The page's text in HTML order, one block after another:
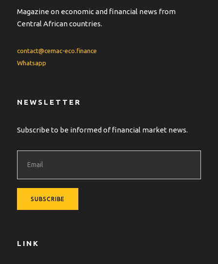
:
Magazine on economic and financial news from
Central African countries.
contact@cemac-eco.finance
Whatsapp
NEWSLETTER
Subscribe to be informed of financial market news.
LINK